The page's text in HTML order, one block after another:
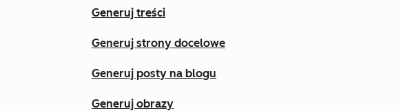
Generuj treści
Generuj strony docelowe
Generuj posty na blogu
Generuj obrazy